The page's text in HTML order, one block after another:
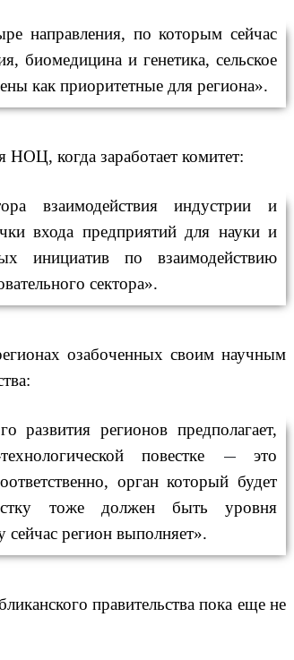
01:30 Жителя Нижнего Тагила
арестовали за реакции в
Теlegram
00:50Российский режиссер
триллер для Netflix
мораторию на удары по
торговым судам в Черном
08 августа, 23:43Экс-
председатель Верховного
суда Венгрии согласился
стать президентом
республики
08 августа, 22:58
введет экзамен для
08 августа, 22:12Минобороны
08 августа, 21:29ОАЭ
обвинили Иран в атаке на
судно нефтяной компании
объем газа в европейских
достиг антирекорда
08 августа, 20:25ТАСС:
Киев
направления, по которым сейчас
биомедицина и генетика, сельское
как приоритетные для региона».
НОЦ, когда заработает комитет:
взаимодействия индустрии и
входа предприятий для науки и
инициатив по взаимодействию
сектора».
озабоченных своим научным
развития регионов предполагает,
повестке
—это
орган который будет
тоже должен быть уровня
сейчас регион выполняет».
правительства пока еще не
вкладчиков «Золотого
запаса» добиваются
снятия ареста с активов